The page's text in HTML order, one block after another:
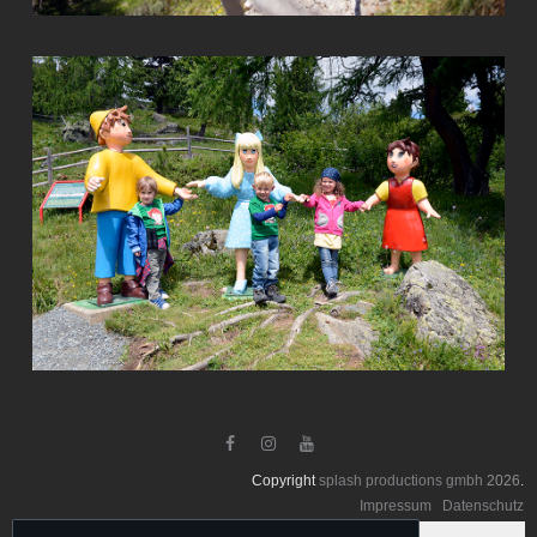
  
Copyrightsplash productions gmbh 2026.
Impressum
Datenschutz